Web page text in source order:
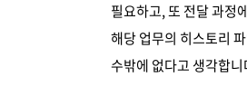
필요하고, 또 전달 과정
해당 업무의 히스토리
수밖에 없다고 생각합니